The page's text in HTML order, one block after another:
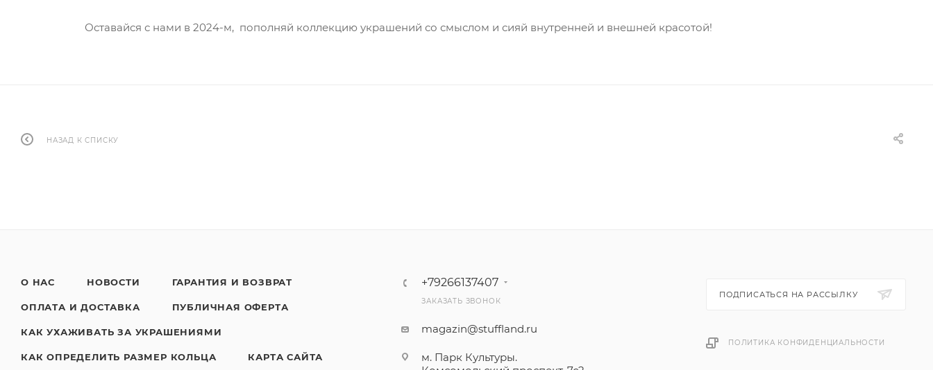
Оставайся с нами в 2024-м, пополняй коллекцию украшений со смыслом и сияй внутренней и внешней красотой!
НАЗАД К СПИСКУ
О НАС НОВОСТИ ГАРАНТИЯ И ВОЗВРАТ
ОПЛАТА И ДОСТАВКА ПУБЛИЧНАЯ ОФЕРТА
КАК УХАЖИВАТЬ ЗА УКРАШЕНИЯМИ
КАК ОПРЕДЕЛИТЬ РАЗМЕР КОЛЬЦА КАРТА САЙТА
+79266137407
ЗАКАЗАТЬ ЗВОНОК
magazin@stuffland.ru
м. Парк Культуры.
ПОДПИСАТЬСЯ НА РАССЫЛКУ
ПОЛИТИКА КОНФИДЕНЦИАЛЬНОСТИ